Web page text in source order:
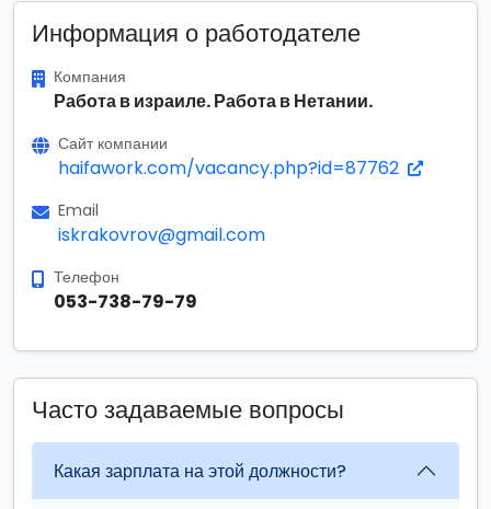
Информация о работодателе
Компания
Работа в израиле. Работа в Нетании.
Сайт компании
haifawork.com/vacancy.php?id=87762
Email
iskrakovrov@gmail.com
Телефон
053-738-79-79
Часто задаваемые вопросы
Какая зарплата на этой должности?